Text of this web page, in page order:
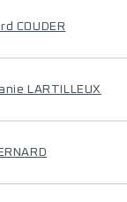
COUDER
LARTILLEUX